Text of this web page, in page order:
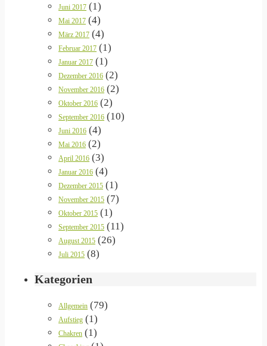
Juni 2017 (1)
Mai 2017 (4)
März 2017 (4)
Februar 2017 (1)
Januar 2017 (1)
Dezember 2016 (2)
November 2016 (2)
Oktober 2016 (2)
September 2016 (10)
Juni 2016 (4)
Mai 2016 (2)
April 2016 (3)
Januar 2016 (4)
Dezember 2015 (1)
November 2015 (7)
Oktober 2015 (1)
September 2015 (11)
August 2015 (26)
Juli 2015 (8)
Kategorien
Allgemein (79)
Aufstieg (1)
Chakren (1)